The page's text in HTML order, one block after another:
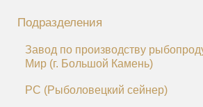
Подразделения
Завод по производству
Мир (г. Большой Камень)
РС (Рыболовецкий сейнер)